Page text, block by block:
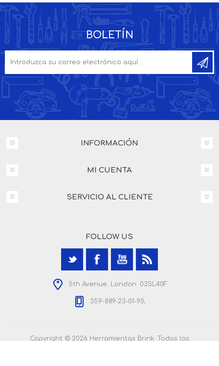
BOLETÍN
INFORMACIÓN
MI CUENTA
SERVICIO AL CLIENTE
FOLLOW US
5th Avenue. London. 03SL40F
359-889-23-01-90;
Copyright © 2026 Herramientas Brink. Todos los